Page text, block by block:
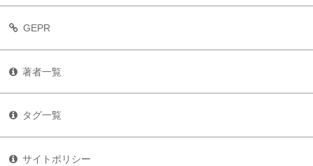
GEPR
著者一覧
タグ一覧
サイトポリシー